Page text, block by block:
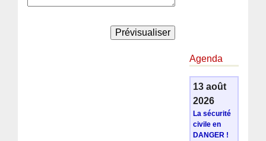
Agenda
13 août
2026
La sécurité
civile en
DANGER !